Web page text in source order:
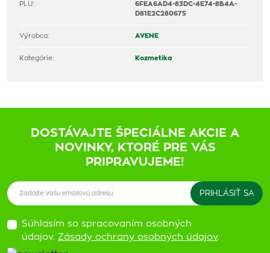
PLU:
6FEA6AD4-83DC-4E74-8B4A-
D81E2C280675
Výrobca: AVENE
Kategórie: Kozmetika
DOSTÁVAJTE ŠPECIÁLNE AKCIE A
NOVINKY, KTORÉ PRE VÁS
PRIPRAVUJEME!
Súhlasím so spracovaním osobných
údajov. Zásady ochrany osobných údajov.